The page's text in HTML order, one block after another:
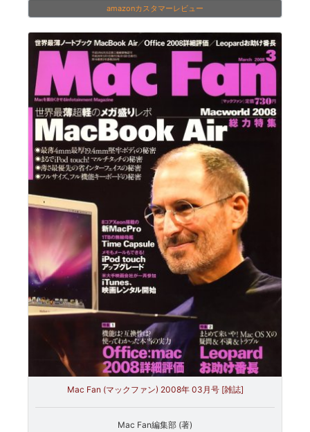
amazonカスタマーレビュー
Mac Fan (マックファン) 2008年 03月号 [雑誌]
Mac Fan編集部 (著)